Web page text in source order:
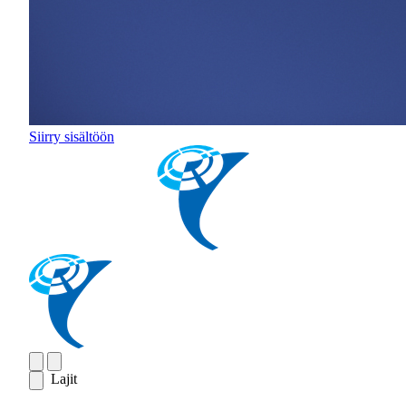
Siirry sisältöön
Lajit